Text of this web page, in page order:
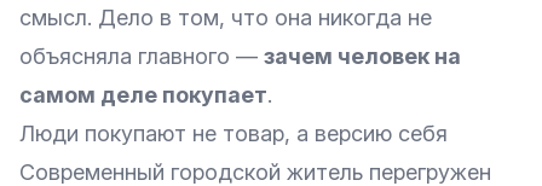
смысл. Дело в том, что она никогда не
объясняла главного — зачем человек на
самом деле покупает.
Люди покупают не товар, а версию себя
Современный городской житель перегружен